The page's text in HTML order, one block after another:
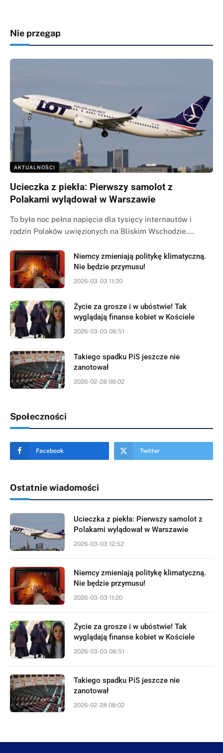
Nie przegap
AKTUALNOŚCI
Ucieczka z piekła: Pierwszy samolot z
Polakami wylądował w Warszawie
To była noc pełna napięcia dla tysięcy internautów i
rodzin Polaków uwięzionych na Bliskim Wschodzie.…
Niemcy zmieniają politykę klimatyczną.
Nie będzie przymusu!
2026-03-03 11:20
Życie za grosze i w ubóstwie! Tak
wyglądają finanse kobiet w Kościele
2026-03-03 08:51
Takiego spadku PiS jeszcze nie
zanotował
2026-02-28 08:02
Społeczności
Facebook Twitter
Ostatnie wiadomości
Ucieczka z piekła: Pierwszy samolot z
Polakami wylądował w Warszawie
2026-03-03 12:52
Niemcy zmieniają politykę klimatyczną.
Nie będzie przymusu!
2026-03-03 11:20
Życie za grosze i w ubóstwie! Tak
wyglądają finanse kobiet w Kościele
2026-03-03 08:51
Takiego spadku PiS jeszcze nie
zanotował
2026-02-28 08:02